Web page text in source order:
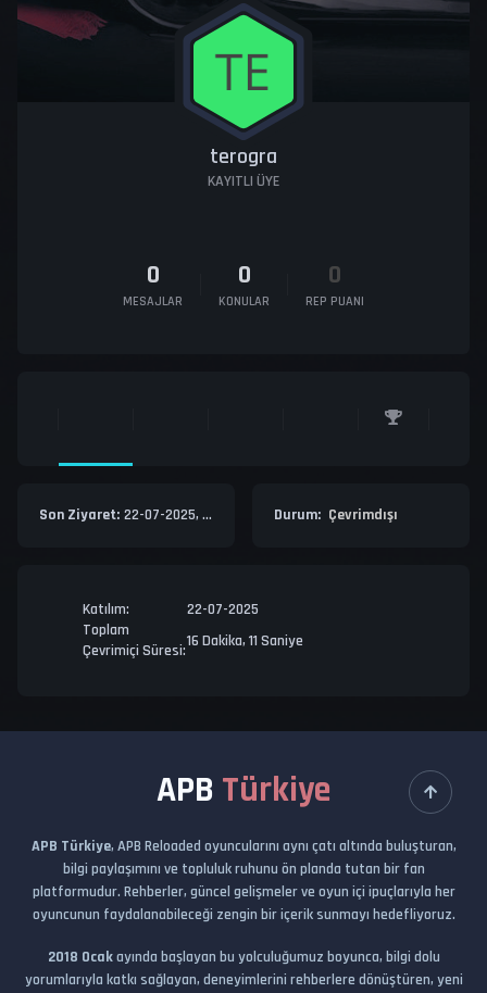
0
MESAJLAR
0
KONULAR
0
REP PUANI
terogra
KAYITLI ÜYE
Son Ziyaret: 22-07-2025, Saat: 16:18 Durum: Çevrimdışı
Katılım:
22-07-2025
Toplam
Çevrimiçi Süresi:
16 Dakika, 11 Saniye
APB Türkiye
APB Türkiye, APB Reloaded oyuncularını aynı çatı altında buluşturan,
bilgi paylaşımını ve topluluk ruhunu ön planda tutan bir fan
platformudur. Rehberler, güncel gelişmeler ve oyun içi ipuçlarıyla her
oyuncunun faydalanabileceği zengin bir içerik sunmayı hedefliyoruz.
2018 Ocakayında başlayan bu yolculuğumuz boyunca, bilgi dolu
yorumlarıyla katkı sağlayan, deneyimlerini rehberlere dönüştüren, yeni